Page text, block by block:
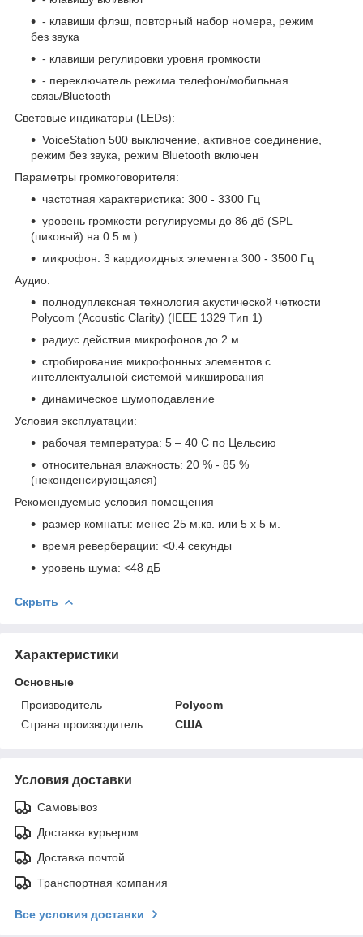
- клавиши флэш, повторный набор номера, режим
без звука
- клавиши регулировки уровня громкости
- переключатель режима телефон/мобильная
связь/Bluetooth
Световые индикаторы (LEDs):
VoiceStation 500 выключение, активное соединение,
режим без звука, режим Bluetooth включен
Параметры громкоговорителя:
частотная характеристика: 300 - 3300 Гц
уровень громкости регулируемы до 86 дб (SPL
(пиковый) на 0.5 м.)
микрофон: 3 кардиоидных элемента 300 - 3500 Гц
Аудио:
полнодуплексная технология акустической четкости
Polycom (Acoustic Clarity) (IEEE 1329 Тип 1)
радиус действия микрофонов до 2 м.
стробирование микрофонных элементов с
интеллектуальной системой микширования
динамическое шумоподавление
Условия эксплуатации:
рабочая температура: 5 – 40 С по Цельсию
относительная влажность: 20 % - 85 %
(неконденсирующаяся)
Рекомендуемые условия помещения
размер комнаты: менее 25 м.кв. или 5 х 5 м.
время реверберации: <0.4 секунды
уровень шума: <48 дБ
Скрыть
Характеристики
Основные
Производитель
Polycom
Страна производитель
США
Условия доставки
Самовывоз
Доставка курьером
Доставка почтой
Транспортная компания
Все условия доставки